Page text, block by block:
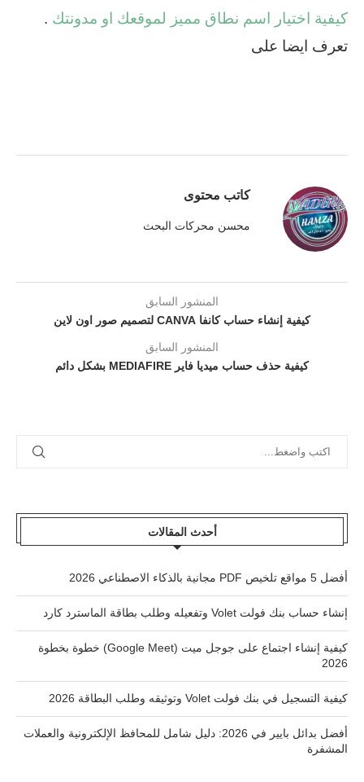
كيفية اختيار اسم نطاق مميز لموقعك او مدونتك .
تعرف ايضا على
كاتب محتوى
محسن محركات البحث
المنشور السابق
كيفية إنشاء حساب كانفا CANVA لتصميم صور اون لاين
المنشور السابق
كيفية حذف حساب ميديا فاير MEDIAFIRE بشكل دائم
أحدث المقالات
أفضل 5 مواقع تلخيص PDF مجانية بالذكاء الاصطناعي 2026
إنشاء حساب بنك فولت Volet وتفعيله وطلب بطاقة الماسترد كارد
كيفية إنشاء اجتماع على جوجل ميت (Google Meet) خطوة بخطوة
2026
كيفية التسجيل في بنك فولت Volet وتوثيقه وطلب البطاقة 2026
أفضل بدائل بايير في 2026: دليل شامل للمحافظ الإلكترونية والعملات
المشفرة